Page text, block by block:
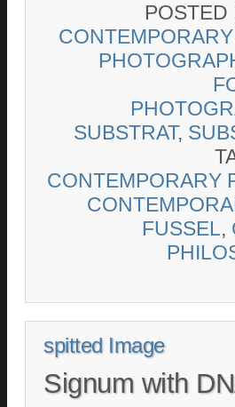
POSTED
SUBSTRAT,
CONTEMPORARY
FUSSEL,
spitted Image
Signum with